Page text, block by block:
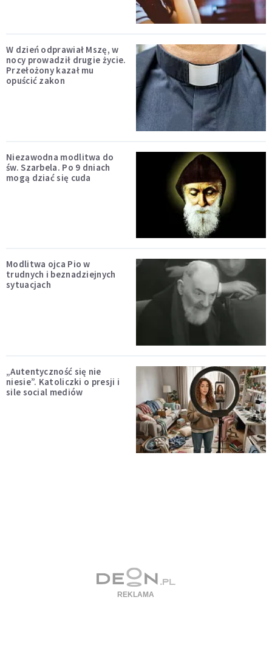
W dzień odprawiał Mszę, w
nocy prowadził drugie życie.
Przełożony kazał mu
opuścić zakon
Niezawodna modlitwa do
św. Szarbela. Po 9 dniach
mogą dziać się cuda
Modlitwa ojca Pio w
trudnych i beznadziejnych
sytuacjach
„Autentyczność się nie
niesie”. Katoliczki o presji i
sile social mediów